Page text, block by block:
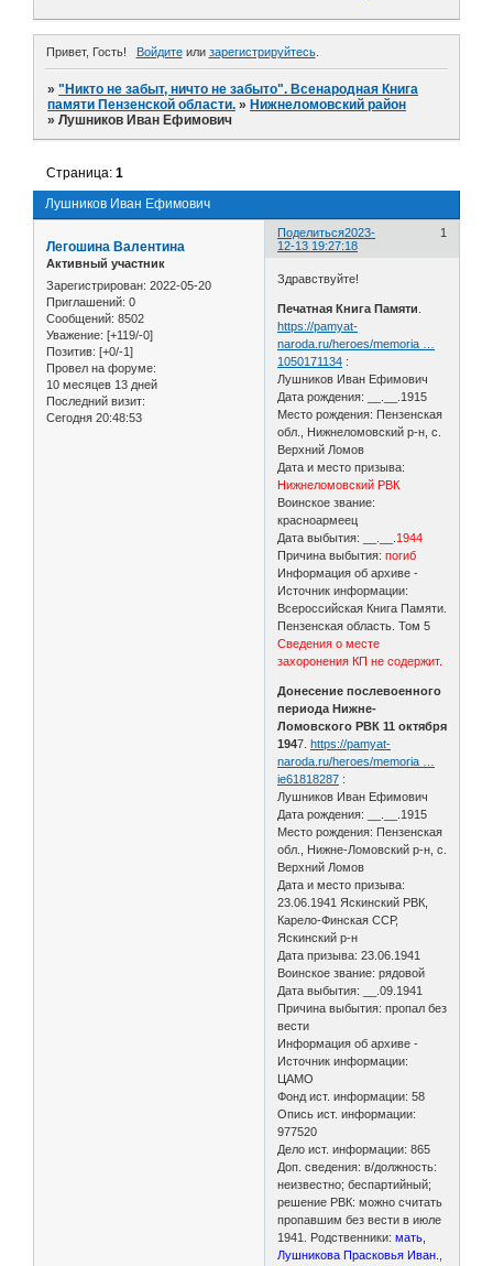
Привет, Гость! Войдитеили зарегистрируйтесь.
»"Никто не забыт, ничто не забыто". Всенародная Книга
памяти Пензенской области. » Нижнеломовский район
»Лушников Иван Ефимович
Лушников Иван Ефимович
Страница:1
Поделиться 1
2023-
12-13 19:27:18
Легошина Валентина
Активный участник
Зарегистрирован: 2022-05-20
Приглашений: 0
Сообщений: 8502
Уважение: [+119/-0]
Позитив: [+0/-1]
Провел на форуме:
10 месяцев 13 дней
Последний визит:
Сегодня 20:48:53
Здравствуйте!
Печатная Книга Памяти
https://pamyat-
naroda.ru/heroes/memoria …
1050171134 :
Лушников Иван Ефимович
Дата рождения: __.__.1915
Место рождения: Пензенская
обл., Нижнеломовский р-н, с.
Верхний Ломов
Дата и место призыва:
Нижнеломовский РВК
Воинское звание:
красноармеец
Дата выбытия: __.__. 1944
Причина выбытия:погиб
Информация об архиве -
Источник информации:
Всероссийская Книга Памяти.
Пензенская область. Том 5
Сведения о месте
захоронения КП не содержит.
Донесение послевоенного
периода Нижне-
Ломовского РВК 11 октября
1947.https://pamyat-
naroda.ru/heroes/memoria …
ie61818287 :
Лушников Иван Ефимович
Дата рождения: __.__.1915
Место рождения: Пензенская
обл., Нижне-Ломовский р-н, с.
Верхний Ломов
Дата и место призыва:
23.06.1941 Яскинский РВК,
Карело-Финская ССР,
Яскинский р-н
Дата призыва: 23.06.1941
Воинское звание: рядовой
Дата выбытия: __.09.1941
Причина выбытия: пропал без
вести
Информация об архиве -
Источник информации:
ЦАМО
Фонд ист. информации: 58
Опись ист. информации:
977520
Дело ист. информации: 865
Доп. сведения: в/должность:
неизвестно; беспартийный;
решение РВК: можно считать
пропавшим без вести в июле
1941. Родственники:мать,
Лушникова Прасковья Иван.